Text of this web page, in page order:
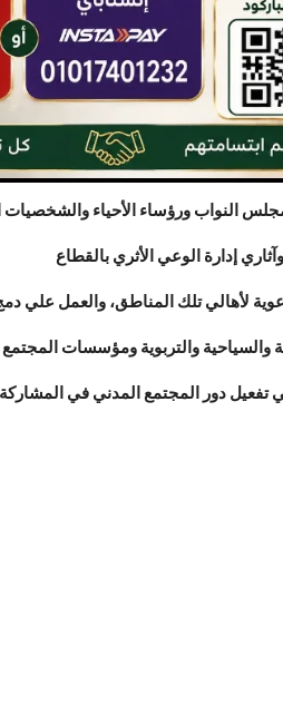
النواب ورؤساء الأحياء والشخصيات
إدارة الوعي الأثري بالقطاع
لأهالي تلك المناطق، والعمل علي دمج
والسياحية والتربوية ومؤسسات
دور المجتمع المدني في المشاركة